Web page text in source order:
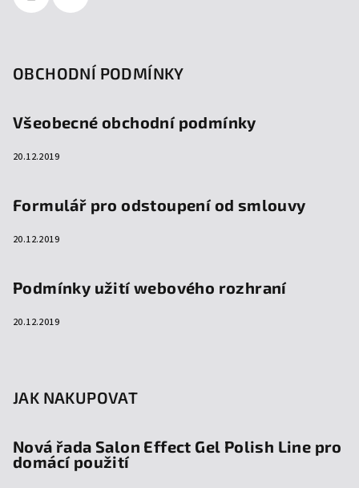
OBCHODNÍ PODMÍNKY
Všeobecné obchodní podmínky
20.12.2019
Formulář pro odstoupení od smlouvy
20.12.2019
Podmínky užití webového rozhraní
20.12.2019
JAK NAKUPOVAT
Nová řada Salon Effect Gel Polish Line pro
domácí použití